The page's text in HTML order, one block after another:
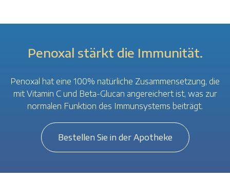
Penoxal stärkt die Immunität.
Penoxal hat eine 100% natürliche Zusammensetzung, die
mit Vitamin C und Beta-Glucan angereichert ist, was zur
normalen Funktion des Immunsystems beiträgt.
Bestellen Sie in der Apotheke